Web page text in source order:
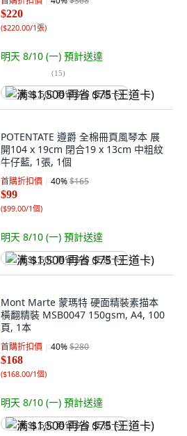
$220
($220.00/1張)
明天 8/10 (一) 預計送達
(15)
满 $1,500 再省 $75 (王道卡)
POTENTATE 遵爵 全棉冊頁風琴本 展
開104 x 19cm 閉合19 x 13cm 中粗紋
牛仔藍, 1張, 1個
首購折扣價 40%$165
$99
($99.00/1個)
明天 8/10 (一) 預計送達
满 $1,500 再省 $75 (王道卡)
Mont Marte 蒙瑪特 硬面精裝素描本
橫翻精裝 MSB0047 150gsm, A4, 100
頁, 1本
首購折扣價 40%$280
$168
($168.00/1個)
明天 8/10 (一) 預計送達
满 $1,500 再省 $75 (王道卡)